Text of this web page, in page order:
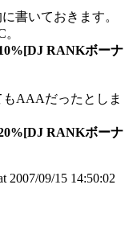
書いておきます。
RANKボーナ
AAAだったとしま
RANKボーナ
2007/09/15 14:50:02